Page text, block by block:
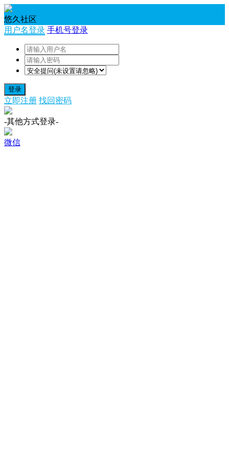
悠久社区
用户名登录 手机号登录
登录
立即注册 找回密码
-其他方式登录-
微信